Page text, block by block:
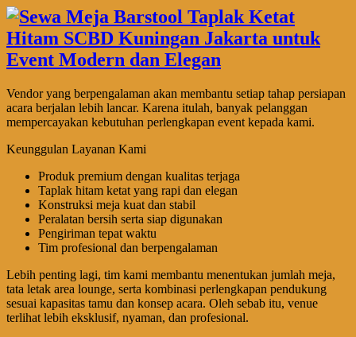
Vendor yang berpengalaman akan membantu setiap tahap persiapan
acara berjalan lebih lancar. Karena itulah, banyak pelanggan
mempercayakan kebutuhan perlengkapan event kepada kami.
Keunggulan Layanan Kami
Produk premium dengan kualitas terjaga
Taplak hitam ketat yang rapi dan elegan
Konstruksi meja kuat dan stabil
Peralatan bersih serta siap digunakan
Pengiriman tepat waktu
Tim profesional dan berpengalaman
Lebih penting lagi, tim kami membantu menentukan jumlah meja,
tata letak area lounge, serta kombinasi perlengkapan pendukung
sesuai kapasitas tamu dan konsep acara. Oleh sebab itu, venue
terlihat lebih eksklusif, nyaman, dan profesional.